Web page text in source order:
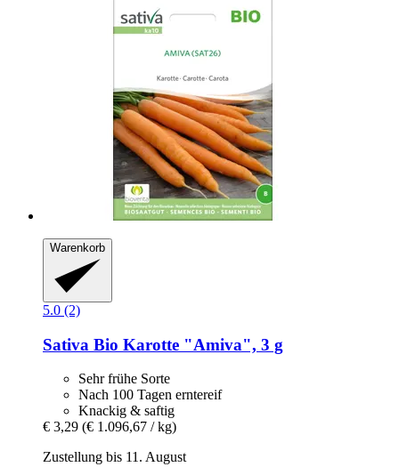
Warenkorb
5.0 (2)
Sativa Bio Karotte "Amiva", 3 g
Sehr frühe Sorte
Nach 100 Tagen erntereif
Knackig & saftig
€ 3,29 (€ 1.096,67 / kg)
Zustellung bis 11. August